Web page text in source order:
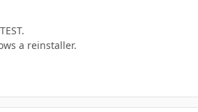
a reinstaller.